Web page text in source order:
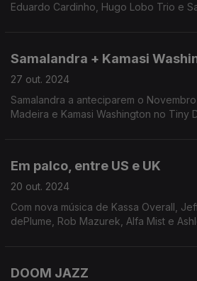
Eduardo Cardinho, Hugo Lobo Trio e
Samalandra + Kamasi
27 out. 2024
Samalandra a anteciparem o
Madeira e Kamasi Washington no Tiny
Em palco, entre US e UK
20 out. 2024
Com nova música de Kassa Overall,
dePlume, Rob Mazurek, Alfa Mist e
DOOM JAZZ